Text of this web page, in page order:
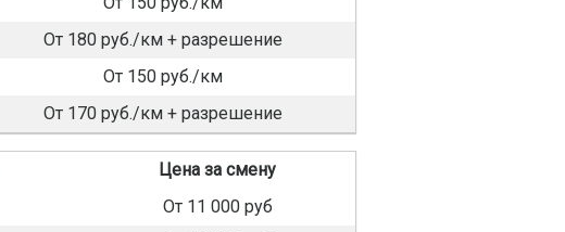
От 180 руб./км + разрешение
От 150 руб./км
От 170 руб./км + разрешение
Цена за смену
От 11 000 руб